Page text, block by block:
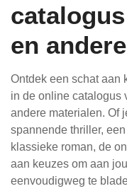
en
Ontdek een schat aan
in de online catalogus
andere materialen. Of
spannende thriller,
klassieke roman, de
aan keuzes om aan
eenvoudigweg te